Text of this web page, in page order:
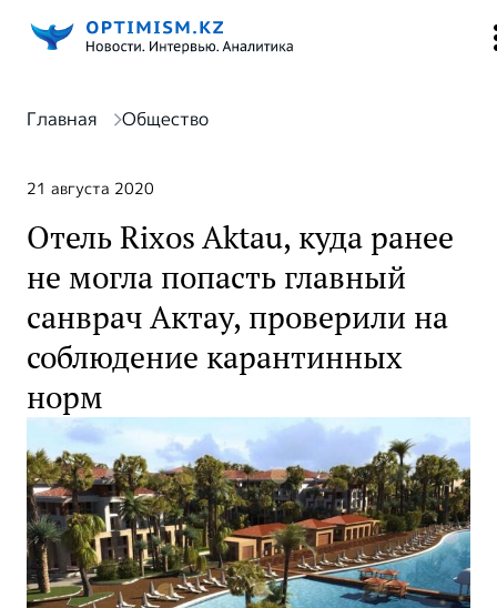
Главная Общество
21 августа 2020
Отель Rixos Aktau, куда ранее
не могла попасть главный
санврач Актау, проверили на
соблюдение карантинных
норм